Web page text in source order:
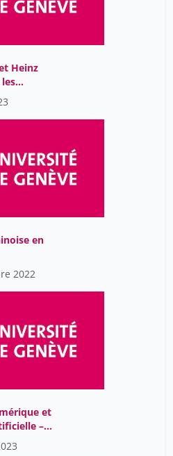
Heinz
en
2022
et
–